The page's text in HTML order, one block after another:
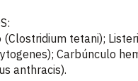
(Clostridium tetani);
Carbúnculo
anthracis).